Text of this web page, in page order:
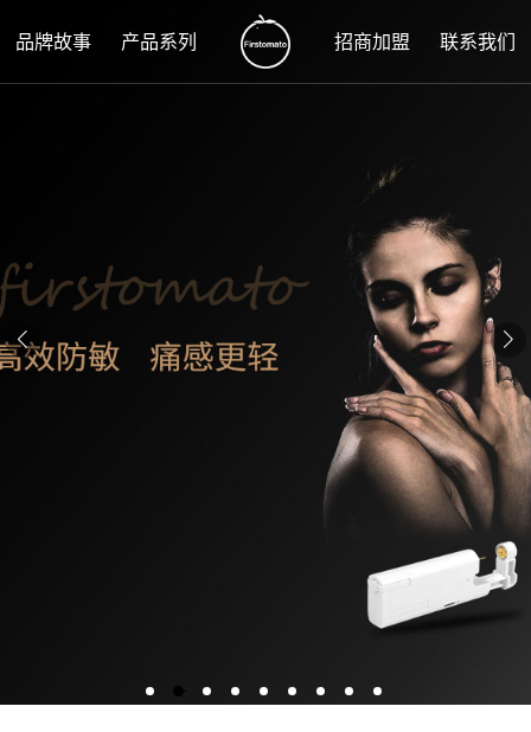
品牌故事 产品系列 招商加盟 联系我们